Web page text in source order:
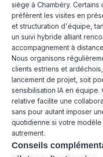
siège à Chambéry.
préfèrent les visites en
et structuration d'équipe,
un suivi hybride alliant
accompagnement à
Nous organisons
clients estriens et
lancement de projet, soit
sensibilisation IA en
relative facilite une
sans pour autant imposer
quotidienne si votre
autrement.
Conseils